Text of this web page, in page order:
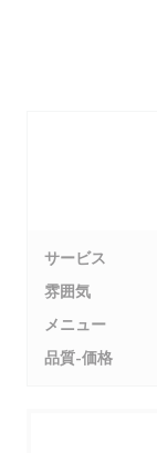
サービス
雰囲気
メニュー
品質-価格